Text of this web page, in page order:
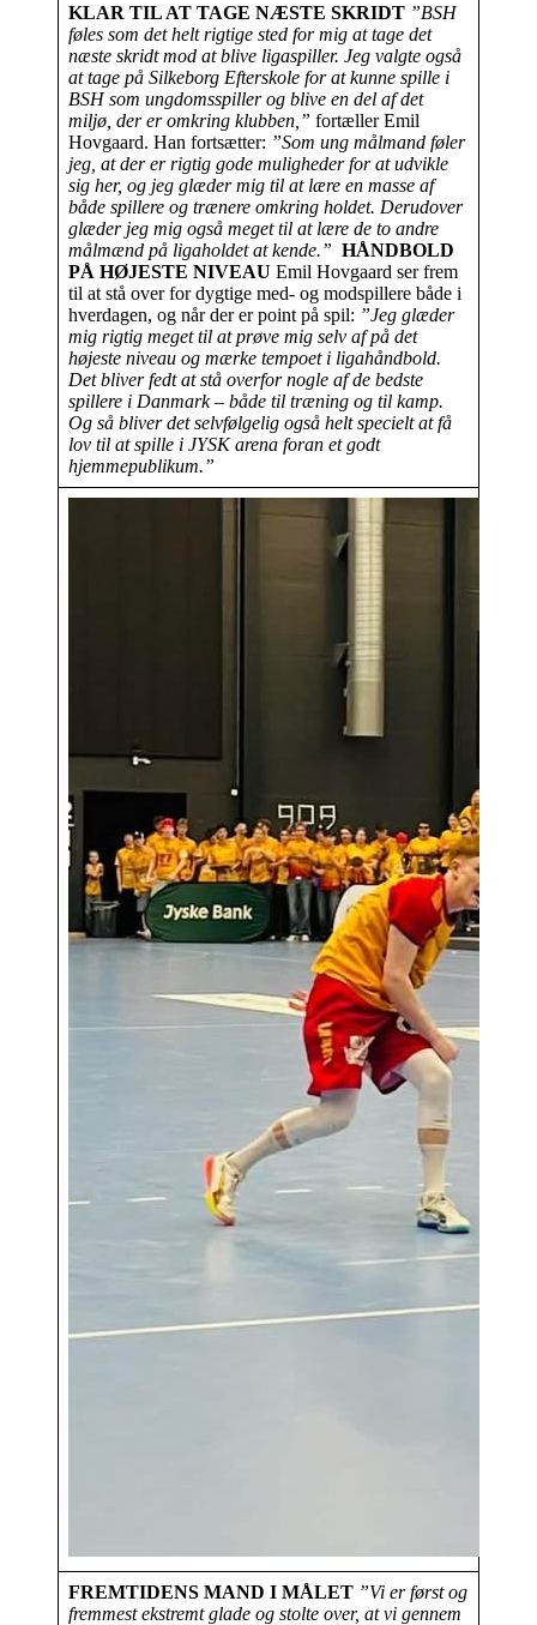
KLAR TIL AT TAGE NÆSTE SKRIDT ”BSH
føles som det helt rigtige sted for mig at tage det
næste skridt mod at blive ligaspiller. Jeg valgte også
at tage på Silkeborg Efterskole for at kunne spille i
BSH som ungdomsspiller og blive en del af det
miljø, der er omkring klubben,” fortæller Emil
Hovgaard. Han fortsætter: ”Som ung målmand føler
jeg, at der er rigtig gode muligheder for at udvikle
sig her, og jeg glæder mig til at lære en masse af
både spillere og trænere omkring holdet. Derudover
glæder jeg mig også meget til at lære de to andre
målmænd på ligaholdet at kende.” HÅNDBOLD
PÅ HØJESTE NIVEAU Emil Hovgaard ser frem
til at stå over for dygtige med- og modspillere både i
hverdagen, og når der er point på spil: ”Jeg glæder
mig rigtig meget til at prøve mig selv af på det
højeste niveau og mærke tempoet i ligahåndbold.
Det bliver fedt at stå overfor nogle af de bedste
spillere i Danmark – både til træning og til kamp.
Og så bliver det selvfølgelig også helt specielt at få
lov til at spille i JYSK arena foran et godt
hjemmepublikum.”
FREMTIDENS MAND I MÅLET ”Vi er først og
fremmest ekstremt glade og stolte over, at vi gennem